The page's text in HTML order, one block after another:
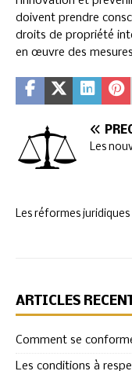
doivent prendre
droits de propriété
en œuvre des
Les
Les réformes juridiques
ARTICLES
Comment se
Les conditions à